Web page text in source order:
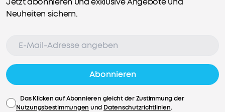
Neuheiten sichern.
Abonnieren
Das Klicken auf Abonnieren gleicht der Zustimmung der
Nutzungsbestimmungen und Datenschutzrichtlinien.